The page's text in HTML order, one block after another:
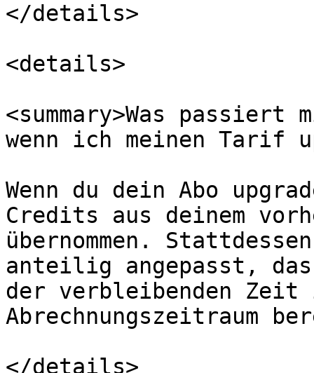
</details>
<details>
<summary>Was
wenn ich meinen Tarif
Wenn du dein Abo
Credits aus deinem
übernommen.
anteilig angepasst,
der verbleibenden Zeit
Abrechnungszeitraum
</details>